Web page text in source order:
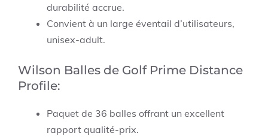
durabilité accrue.
Convient à un large éventail d’utilisateurs,
unisex-adult.
Wilson Balles de Golf Prime Distance
Profile:
Paquet de 36 balles offrant un excellent
rapport qualité-prix.